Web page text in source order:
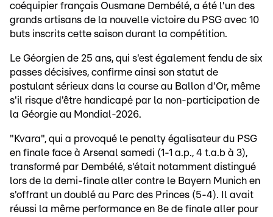
coéquipier français Ousmane Dembélé, a été l'un des
grands artisans de la nouvelle victoire du PSG avec 10
buts inscrits cette saison durant la compétition.
Le Géorgien de 25 ans, qui s'est également fendu de six
passes décisives, confirme ainsi son statut de
postulant sérieux dans la course au Ballon d'Or, même
s'il risque d'être handicapé par la non-participation de
la Géorgie au Mondial-2026.
"Kvara", qui a provoqué le penalty égalisateur du PSG
en finale face à Arsenal samedi (1-1 a.p., 4 t.a.b à 3),
transformé par Dembélé, s'était notamment distingué
lors de la demi-finale aller contre le Bayern Munich en
s'offrant un doublé au Parc des Princes (5-4). Il avait
réussi la même performance en 8e de finale aller pour